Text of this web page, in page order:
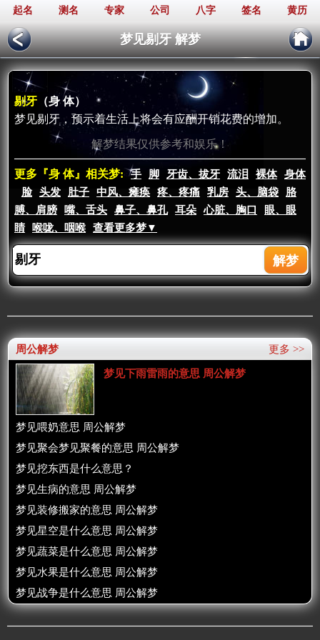
起名 测名 专家 公司 八字 签名 黄历
梦见剔牙 解梦
剔牙 （身 体）
梦见剔牙，预示着生活上将会有应酬开销花费的增加。
解梦结果仅供参考和娱乐！
更多『身 体』相关梦: 手 脚 牙齿、拔牙 流泪 裸体
身体
脸
头发 肚子 中风、瘫痪 疼、疼痛 乳房 头、脑袋
胳
膊、肩膀
嘴、舌头 鼻子、鼻孔 耳朵 心脏、胸口
眼、眼
睛
喉咙、咽喉 查看更多梦▼
更多 >>
周公解梦
梦见下雨雷雨的意思 周公解梦
梦见喂奶意思 周公解梦
梦见聚会梦见聚餐的意思 周公解梦
梦见挖东西是什么意思？
梦见生病的意思 周公解梦
梦见装修搬家的意思 周公解梦
梦见星空是什么意思 周公解梦
梦见蔬菜是什么意思 周公解梦
梦见水果是什么意思 周公解梦
梦见战争是什么意思 周公解梦